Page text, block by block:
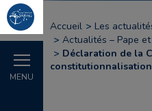
MENU
Accueil
Les
Actualités – Pape
Déclaration de la
constitutionnalisation